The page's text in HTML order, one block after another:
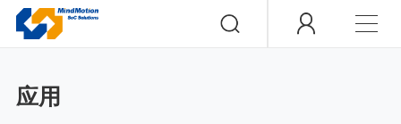
应用